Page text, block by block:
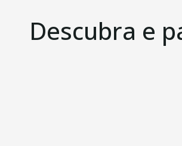
Descubra e